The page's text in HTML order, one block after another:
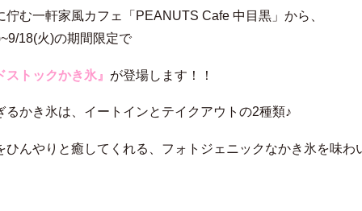
佇む一軒家風カフェ「PEANUTS Cafe 中目黒」から、
18(火)の期間限定で
ストックかき氷』 が登場します！！
るかき氷は、イートインとテイクアウトの2種類♪
ひんやりと癒してくれる、フォトジェニックなかき氷を味わ